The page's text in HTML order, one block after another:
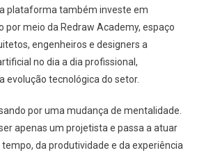
plataforma também investe em
por meio da Redraw Academy, espaço
engenheiros e designers a
no dia a dia profissional,
evolução tecnológica do setor.
por uma mudança de mentalidade.
apenas um projetista e passa a atuar
da produtividade e da experiência